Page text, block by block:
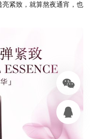
紧致，就算熬夜通宵，也